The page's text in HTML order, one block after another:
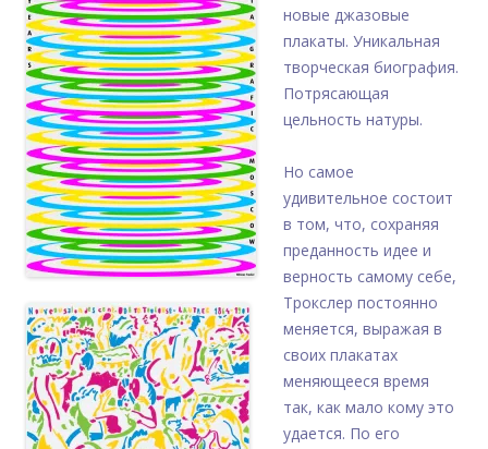
новые джазовые
плакаты. Уникальная
творческая биография.
Потрясающая
цельность натуры.
Но самое
удивительное состоит
в том, что, сохраняя
преданность идее и
верность самому себе,
Трокслер постоянно
меняется, выражая в
своих плакатах
меняющееся время
так, как мало кому это
удается. По его